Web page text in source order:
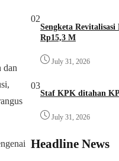
dan
02
Sengketa
Rp15,3 M
July 31, 2026
03
Staf KPK ditahan
July 31, 2026
Headline News